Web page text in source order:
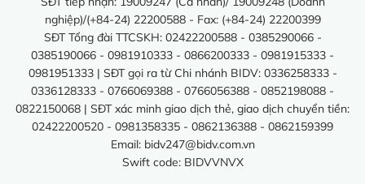
nghiệp)/(+84-24) 22200588 - Fax: (+84-24) 22200399
SĐT Tổng đài TTCSKH: 02422200588 - 0385290066 -
0385190066 - 0981910333 - 0866200333 - 0981915333 -
0981951333 | SĐT gọi ra từ Chi nhánh BIDV: 0336258333 -
0336128333 - 0766069388 - 0766056388 - 0852198088 -
0822150068 | SĐT xác minh giao dịch thẻ, giao dịch chuyển tiền:
02422200520 - 0981358335 - 0862136388 - 0862159399
Email: bidv247@bidv.com.vn
Swift code: BIDVVNVX